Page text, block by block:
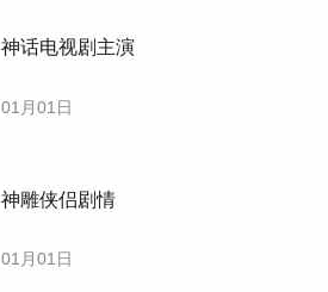
神话电视剧主演
01月01日
神雕侠侣剧情
01月01日